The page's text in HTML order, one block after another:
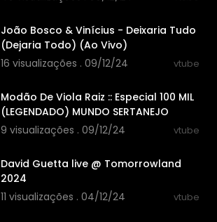
João Bosco & Vinícius - Deixaria Tudo
(Dejaria Todo) (Ao Vivo)
16 visualizações . 09/12/24
vtube
Modão De Viola Raiz :: Especial 100 MIL
(LEGENDADO) MUNDO SERTANEJO
9 visualizações . 09/12/24
vtube
David Guetta live @ Tomorrowland
2024
11 visualizações . 04/12/24
vtube